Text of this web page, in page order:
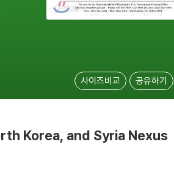
사이즈비교 공유하기
Korea, and Syria Nexus